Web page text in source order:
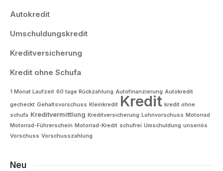
Autokredit
Umschuldungskredit
Kreditversicherung
Kredit ohne Schufa
1 Monat Laufzeit 60 tage Rückzahlung Autofinanzierung Autokredit
gecheckt Gehaltsvorschuss Kleinkredit Kredit kredit ohne
schufa Kreditvermittlung Kreditversicherung Lohnvorschuss Motorrad
Motorrad-Führerschein Motorrad-Kredit schufrei Umschuldung unseriös
Vorschuss Vorschusszahlung
Neu